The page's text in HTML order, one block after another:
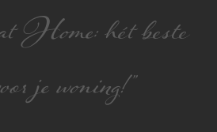
hét beste
je woning!”